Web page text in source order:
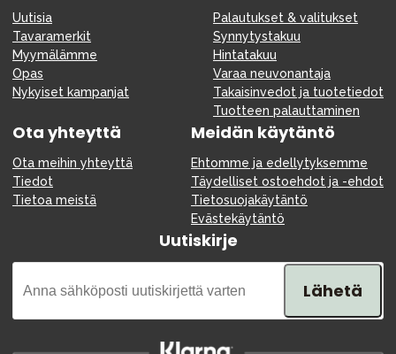
Uutisia
Tavaramerkit
Myymälämme
Opas
Nykyiset kampanjat
Palautukset & valitukset
Synnytystakuu
Hintatakuu
Varaa neuvonantaja
Takaisinvedot ja tuotetiedot
Tuotteen palauttaminen
Ota yhteyttä
Ota meihin yhteyttä
Tiedot
Tietoa meistä
Meidän käytäntö
Ehtomme ja edellytyksemme
Täydelliset ostoehdot ja -ehdot
Tietosuojakäytäntö
Evästekäytäntö
Uutiskirje
Lähetä